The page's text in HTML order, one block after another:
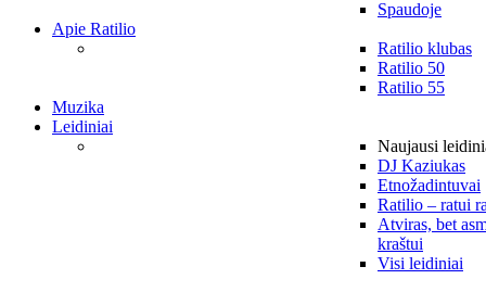
Spaudoje
Apie Ratilio
Ratilio klubas
Ratilio 50
Ratilio 55
Muzika
Leidiniai
Naujausi
DJ Kaziukas
Etnožadintuvai
Ratilio – ratui
Atviras, bet
kraštui
Visi leidiniai